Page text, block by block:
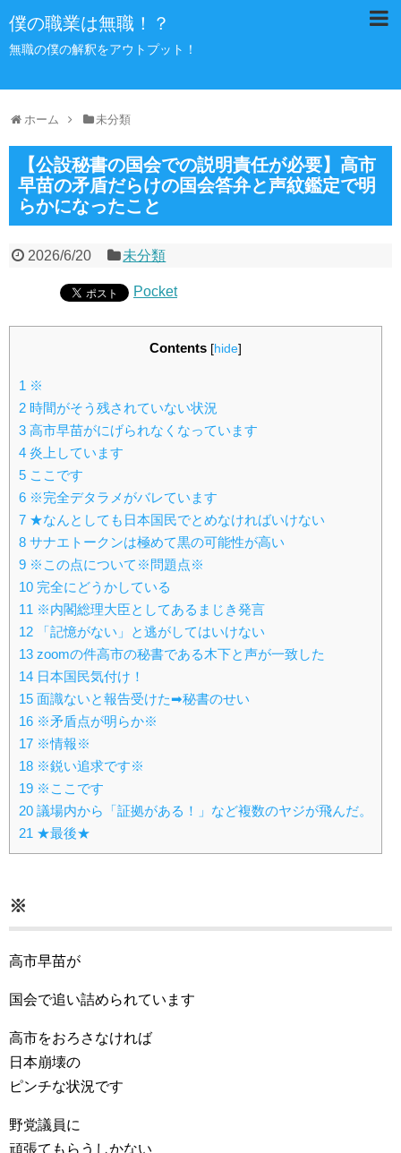
僕の職業は無職！？
無職の僕の解釈をアウトプット！
ホーム 未分類
【公設秘書の国会での説明責任が必要】高市
早苗の矛盾だらけの国会答弁と声紋鑑定で明
らかになったこと
2026/6/20 未分類
Pocket
Contents [hide]
1 ※
2 時間がそう残されていない状況
3 高市早苗がにげられなくなっています
4 炎上しています
5 ここです
6 ※完全デタラメがバレています
7 ★なんとしても日本国民でとめなければいけない
8 サナエトークンは極めて黒の可能性が高い
9 ※この点について※問題点※
10 完全にどうかしている
11 ※内閣総理大臣としてあるまじき発言
12 「記憶がない」と逃がしてはいけない
13 zoomの件高市の秘書である木下と声が一致した
14 日本国民気付け！
15 面識ないと報告受けた➡秘書のせい
16 ※矛盾点が明らか※
17 ※情報※
18 ※鋭い追求です※
19 ※ここです
20 議場内から「証拠がある！」など複数のヤジが飛んだ。
21 ★最後★
※
高市早苗が
国会で追い詰められています
高市をおろさなければ
日本崩壊の
ピンチな状況です
野党議員に
頑張てもらうしかない